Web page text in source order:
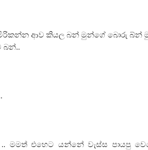
ආව කියල බන් මුන්ගේ බොරු බ්න්
බන්..
එහෙට යන්නේ වැස්ස පායපු